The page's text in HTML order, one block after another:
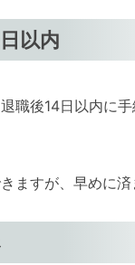
以内
職後14日以内に
ますが、早めに済